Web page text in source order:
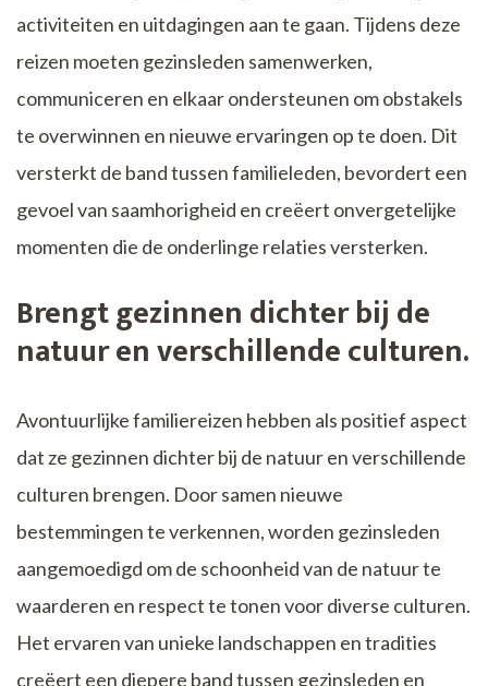
activiteiten en uitdagingen aan te gaan. Tijdens deze
reizen moeten gezinsleden samenwerken,
communiceren en elkaar ondersteunen om obstakels
te overwinnen en nieuwe ervaringen op te doen. Dit
versterkt de band tussen familieleden, bevordert een
gevoel van saamhorigheid en creëert onvergetelijke
momenten die de onderlinge relaties versterken.
Brengt gezinnen dichter bij de
natuur en verschillende culturen.
Avontuurlijke familiereizen hebben als positief aspect
dat ze gezinnen dichter bij de natuur en verschillende
culturen brengen. Door samen nieuwe
bestemmingen te verkennen, worden gezinsleden
aangemoedigd om de schoonheid van de natuur te
waarderen en respect te tonen voor diverse culturen.
Het ervaren van unieke landschappen en tradities
creëert een diepere band tussen gezinsleden en